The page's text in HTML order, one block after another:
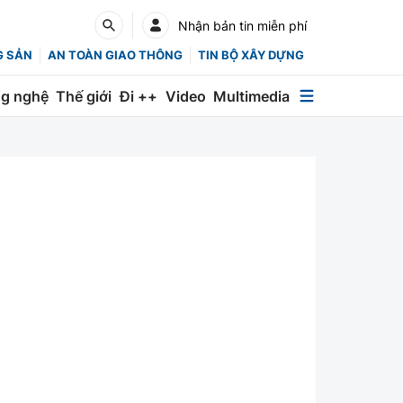
Nhận bản tin miễn phí
SẢN AN TOÀN GIAO THÔNG TIN BỘ XÂY DỰNG
nghệ Thế giới Đi ++ Video Multimedia